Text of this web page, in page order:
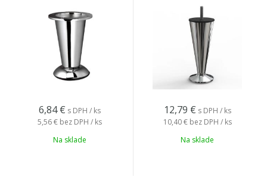
6,84 € s DPH / ks
5,56 € bez DPH / ks
Na sklade
12,79 € s DPH / ks
10,40 € bez DPH / ks
Na sklade